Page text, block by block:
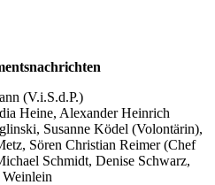
(V.i.S.d.P.)
Heine, Alexander Heinrich
Susanne Ködel (Volontärin),
Sören Christian Reimer (Chef
Schmidt, Denise Schwarz,